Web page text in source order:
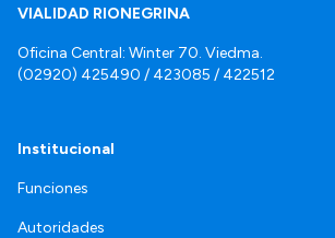
VIALIDAD RIONEGRINA
Oficina Central: Winter 70. Viedma.
(02920) 425490 / 423085 / 422512
Institucional
Funciones
Autoridades